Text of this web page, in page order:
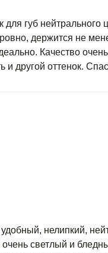
для губ нейтрального
держится не
Качество
и другой оттенок.
нелипкий,
очень светлый и